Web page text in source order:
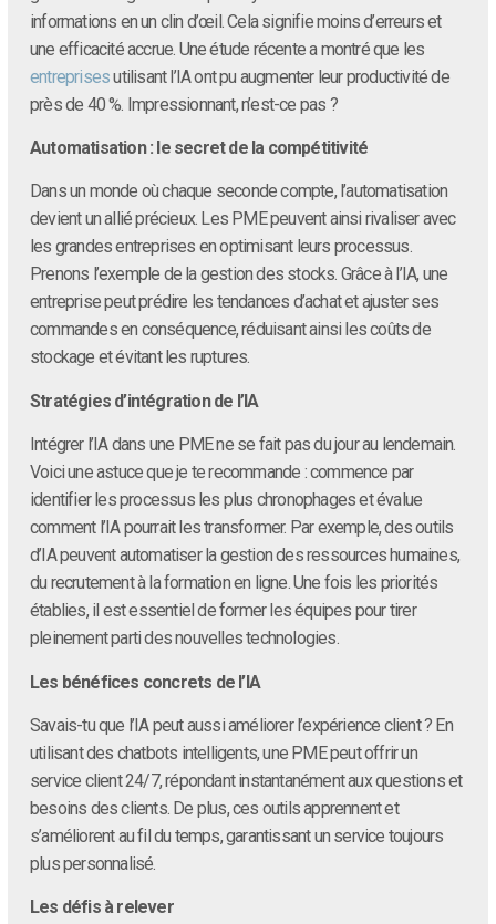
informations en un clin d’œil. Cela signifie moins d’erreurs et
une efficacité accrue. Une étude récente a montré que les
entreprisesutilisant l’IA ont pu augmenter leur productivité de
près de 40 %. Impressionnant, n’est-ce pas ?
Automatisation : le secret de la compétitivité
Dans un monde où chaque seconde compte, l’automatisation
devient un allié précieux. Les PME peuvent ainsi rivaliser avec
les grandes entreprises en optimisant leurs processus.
Prenons l’exemple de la gestion des stocks. Grâce à l’IA, une
entreprise peut prédire les tendances d’achat et ajuster ses
commandes en conséquence, réduisant ainsi les coûts de
stockage et évitant les ruptures.
Stratégies d’intégration de l’IA
Intégrer l’IA dans une PME ne se fait pas du jour au lendemain.
Voici une astuce que je te recommande : commence par
identifier les processus les plus chronophages et évalue
comment l’IA pourrait les transformer. Par exemple, des outils
d’IA peuvent automatiser la gestion des ressources humaines,
du recrutement à la formation en ligne. Une fois les priorités
établies, il est essentiel de former les équipes pour tirer
pleinement parti des nouvelles technologies.
Les bénéfices concrets de l’IA
Savais-tu que l’IA peut aussi améliorer l’expérience client ? En
utilisant des chatbots intelligents, une PME peut offrir un
service client 24/7, répondant instantanément aux questions et
besoins des clients. De plus, ces outils apprennent et
s’améliorent au fil du temps, garantissant un service toujours
plus personnalisé.
Les défis à relever